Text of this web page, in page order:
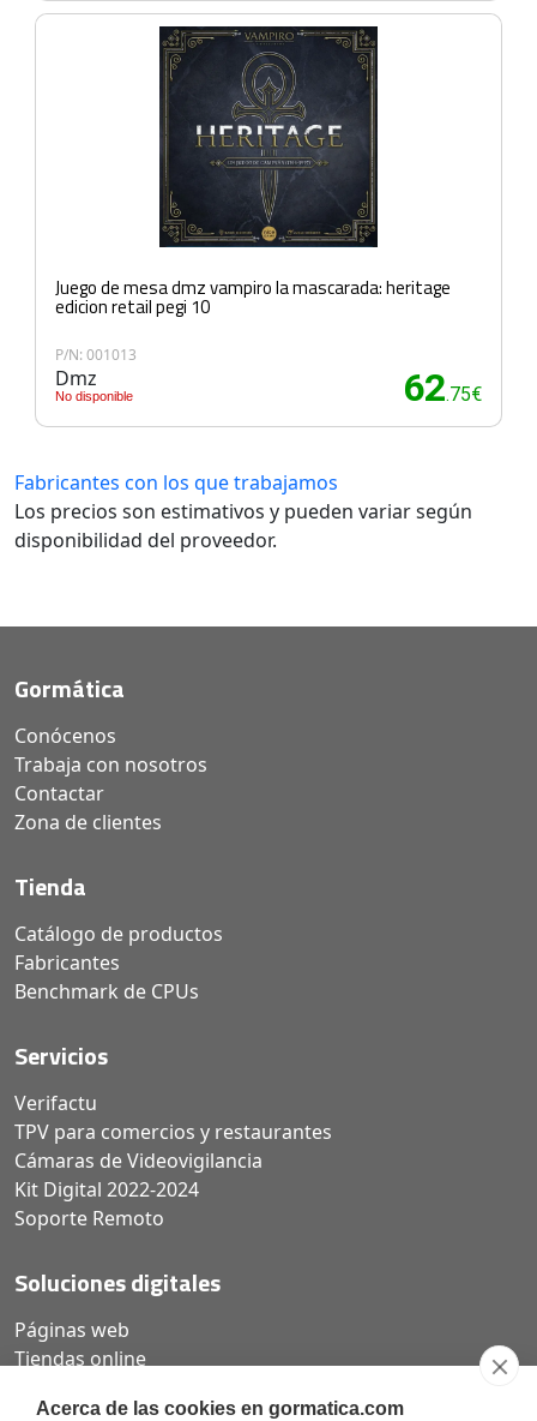
Acerca de las cookies en gormatica.com
Juego de mesa dmz vampiro la mascarada: heritage
edicion retail pegi 10
P/N: 001013
Dmz
No disponible 62.75€
Fabricantes con los que trabajamos
Los precios son estimativos y pueden variar según
disponibilidad del proveedor.
Gormática
Conócenos
Trabaja con nosotros
Contactar
Zona de clientes
Tienda
Catálogo de productos
Fabricantes
Benchmark de CPUs
Servicios
Verifactu
TPV para comercios y restaurantes
Cámaras de Videovigilancia
Kit Digital 2022-2024
Soporte Remoto
Soluciones digitales
Páginas web
Tiendas online